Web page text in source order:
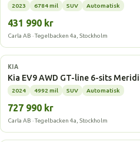
2023 6784 mil SUV Automatisk
431 990 kr
Carla AB · Tegelbacken 4a, Stockholm
Elbil
KIA
Kia EV9 AWD GT-line 6-sits
2024 4992 mil SUV Automatisk
727 990 kr
Carla AB · Tegelbacken 4a, Stockholm